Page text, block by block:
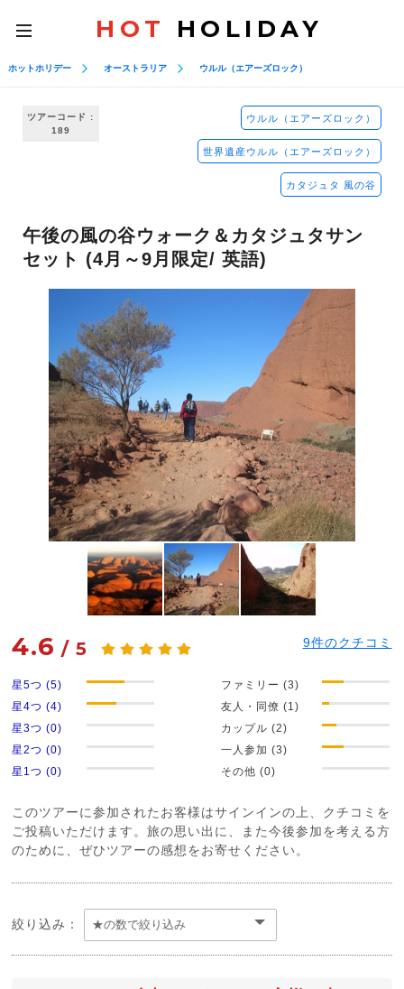
toggle
navigation
HOT HOLIDAY
ホットホリデー オーストラリア ウルル（エアーズロック）
ツアーコード :
189
ウルル（エアーズロック）
世界遺産ウルル（エアーズロック）
カタジュタ 風の谷
午後の風の谷ウォーク＆カタジュタサン
セット (4月～9月限定/ 英語)
4.6 /5 9件のクチコミ
星5つ (5)
星4つ (4)
星3つ (0)
星2つ (0)
星1つ (0)
ファミリー (3)
友人・同僚 (1)
カップル (2)
一人参加 (3)
その他 (0)
このツアーに参加されたお客様はサインインの上、クチコミを
ご投稿いただけます。旅の思い出に、また今後参加を考える方
のために、ぜひツアーの感想をお寄せください。
絞り込み：